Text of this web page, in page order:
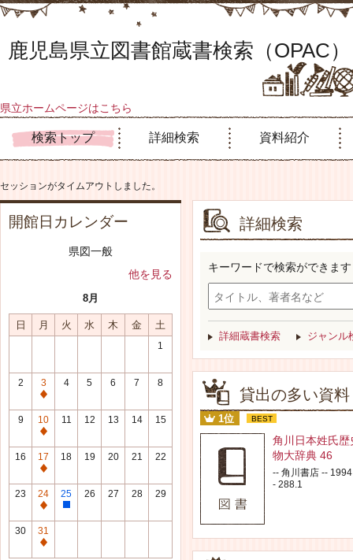
鹿児島県立図書館蔵書検索（OPAC）
県立ホームページはこちら
検索トップ 詳細検索 資料紹介
セッションがタイムアウトしました。
開館日カレンダー
県図一般
他を見る
8月
日 月 火 水 木 金 土
1
2
3
通
常
休
館
日
4 5 6 7 8
9
10
通
常
休
館
日
11 12 13 14 15
16
17
通
常
休
館
日
18 19 20 21 22
23
24
通
常
休
25
整
26 27 28 29
30
31
通
詳細検索
キーワードで検索ができます
詳細蔵書検索 ジャンル
貸出の多い資料
1位 BEST
角川日本姓氏歴
物大辞典 46
-- 角川書店 --
- 288.1